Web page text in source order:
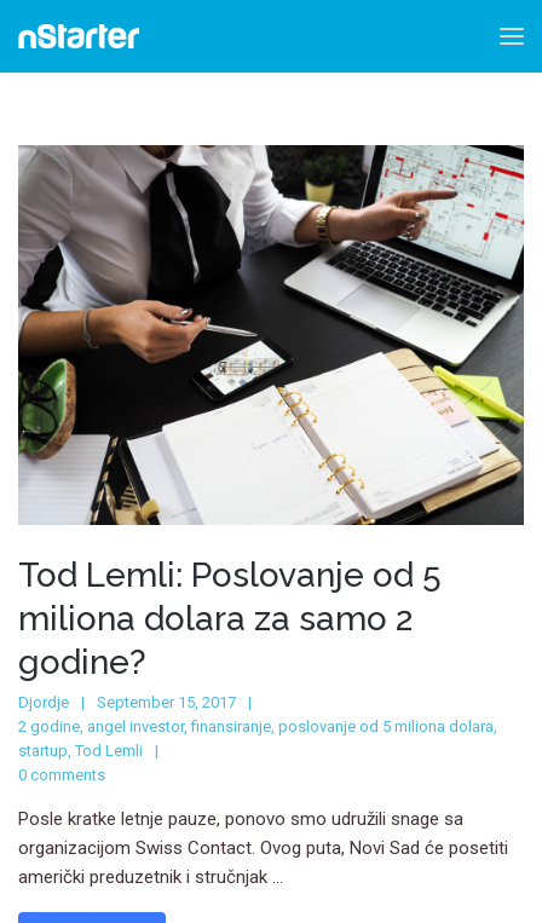
Tod Lemli: Poslovanje od 5
miliona dolara za samo 2
godine?
Djordje
September 15, 2017
2 godine angel investor,finansiranje poslovanje od 5 miliona dolara
startup ,Tod Lemli
0 comments
Posle kratke letnje pauze, ponovo smo udružili snage sa
organizacijom Swiss Contact. Ovog puta, Novi Sad će posetiti
američki preduzetnik i stručnjak ...